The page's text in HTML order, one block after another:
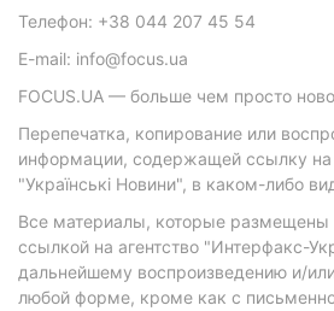
Телефон: +38 044 207 45 54
E-mail: info@focus.ua
FOCUS.UA — больше чем просто
Перепечатка, копирование или
информации, содержащей ссылку на
"Українські Новини", в каком-либо
Все материалы, которые размещены
ссылкой на агентство "Интерфакс-
дальнейшему воспроизведению и/
любой форме, кроме как с